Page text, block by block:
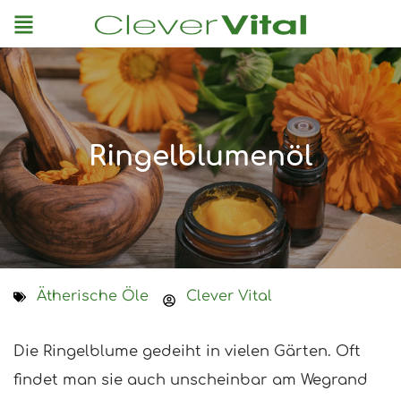
Menu
Ringelblumenöl
Ätherische Öle Clever Vital
Die Ringelblume gedeiht in vielen Gärten. Oft
findet man sie auch unscheinbar am Wegrand